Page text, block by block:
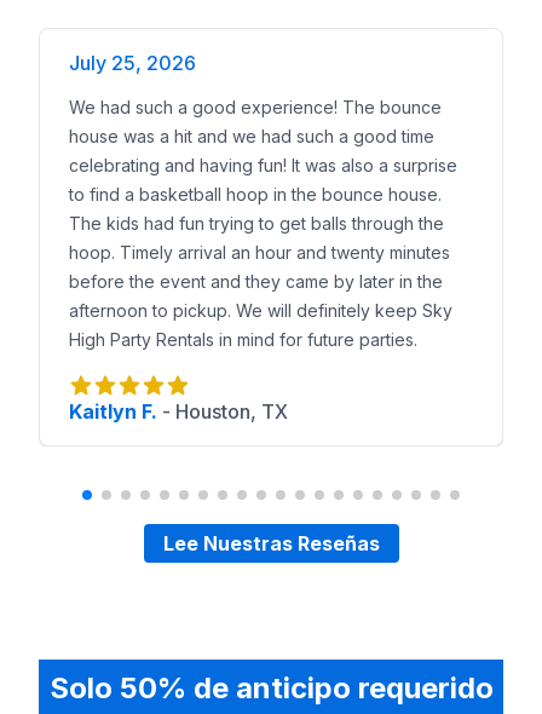
July 25, 2026
We had such a good experience! The bounce
house was a hit and we had such a good time
celebrating and having fun! It was also a surprise
to find a basketball hoop in the bounce house.
The kids had fun trying to get balls through the
hoop. Timely arrival an hour and twenty minutes
before the event and they came by later in the
afternoon to pickup. We will definitely keep Sky
High Party Rentals in mind for future parties.
Kaitlyn F. - Houston, TX
Lee Nuestras Reseñas
Solo 50% de anticipo requerido